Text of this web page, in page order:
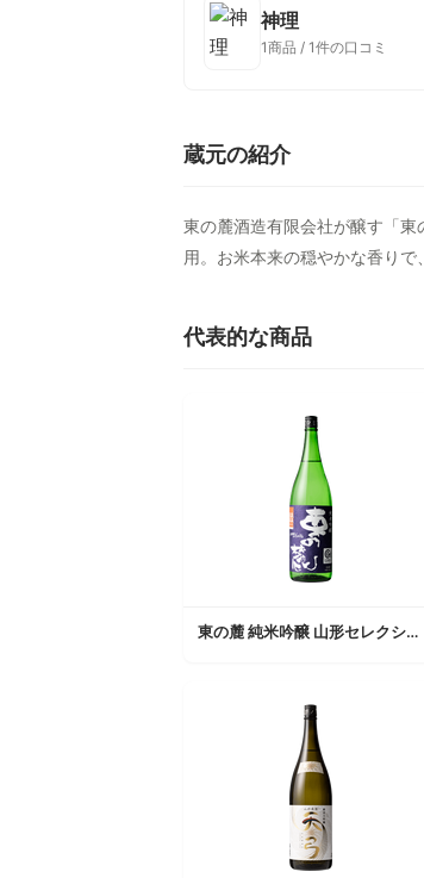
神理
1商品 / 1件の口コミ
蔵元の紹介
東の麓酒造有限会社が醸す「
用。お米本来の穏やかな香りで
代表的な商品
東の麓 純米吟醸 山形セレクション